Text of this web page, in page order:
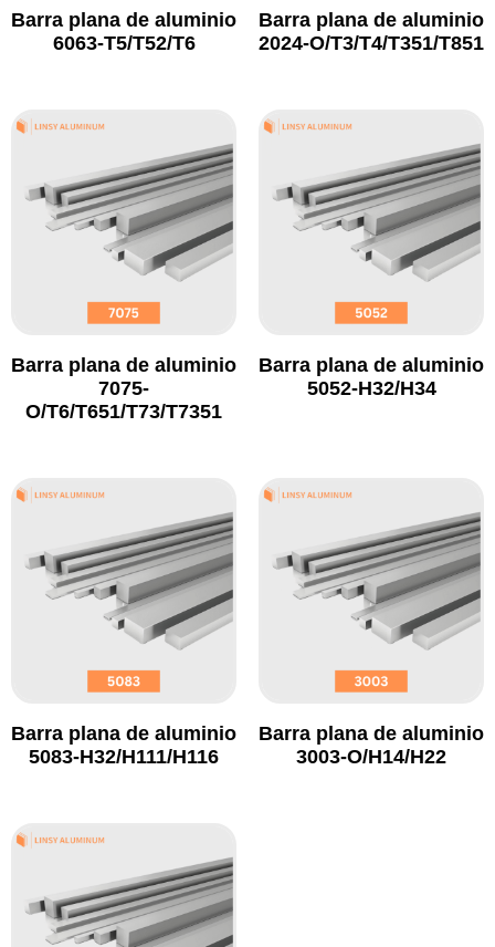
Barra plana de aluminio
6063-T5/T52/T6
Barra plana de aluminio
2024-O/T3/T4/T351/T851
Barra plana de aluminio
7075-
O/T6/T651/T73/T7351
Barra plana de aluminio
5052-H32/H34
Barra plana de aluminio
5083-H32/H111/H116
Barra plana de aluminio
3003-O/H14/H22